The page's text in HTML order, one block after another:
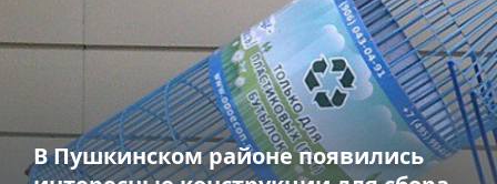
В Пушкинском районе появились